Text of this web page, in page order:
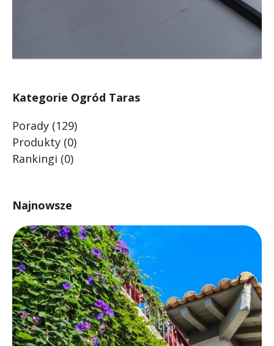
Kategorie Ogród Taras
Porady (129)
Produkty (0)
Rankingi (0)
Najnowsze